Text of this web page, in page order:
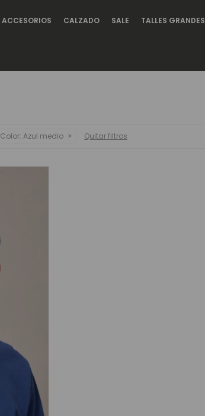
ACCESORIOS CALZADO SALE TALLES GRANDES
Color: Azul medio Quitar filtros